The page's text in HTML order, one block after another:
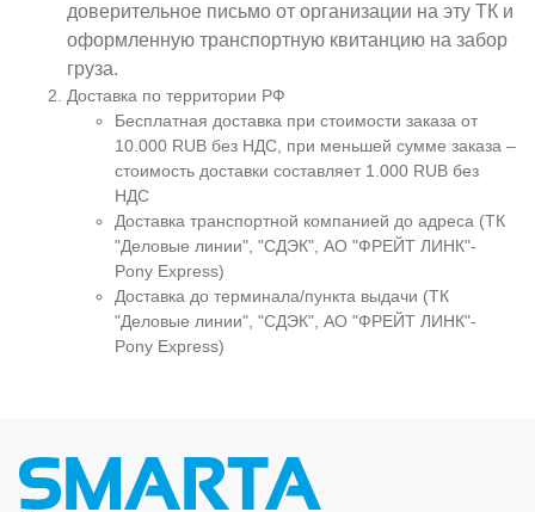
доверительное письмо от организации на эту ТК и
оформленную транспортную квитанцию на забор
груза.
Доставка по территории РФ
Бесплатная доставка при стоимости заказа от
10.000 RUB без НДС, при меньшей сумме заказа –
стоимость доставки составляет 1.000 RUB без
НДС
Доставка транспортной компанией до адреса (ТК
"Деловые линии", "СДЭК", АО "ФРЕЙТ ЛИНК"-
Pony Express)
Доставка до терминала/пункта выдачи (ТК
"Деловые линии", "СДЭК", АО "ФРЕЙТ ЛИНК"-
Pony Express)